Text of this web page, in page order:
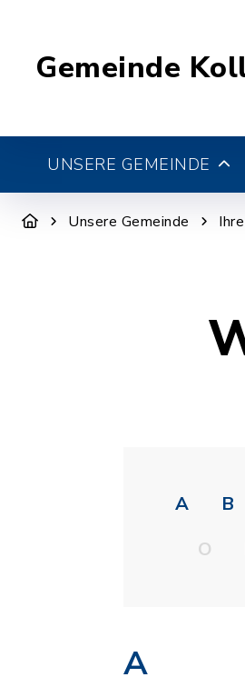
Gemeinde
UNSERE GEMEINDE
Unsere Gemeinde
A B
O
A